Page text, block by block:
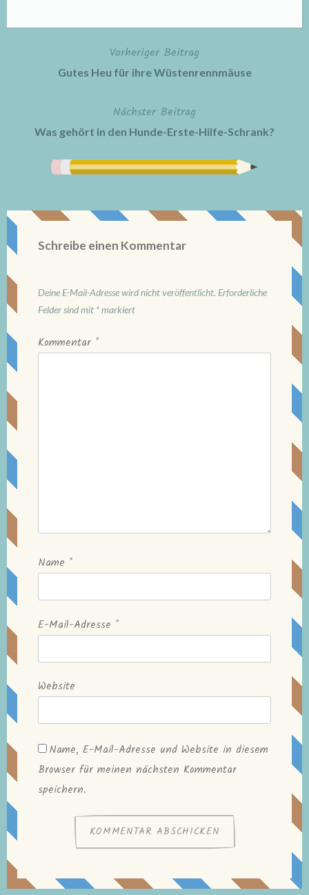
BeitragsnavigationVorheriger Beitrag
Gutes Heu für ihre Wüstenrennmäuse
Nächster Beitrag
Was gehört in den Hunde-Erste-Hilfe-Schrank?
Schreibe einen Kommentar
Deine E-Mail-Adresse wird nicht veröffentlicht. Erforderliche
Felder sind mit *markiert
Kommentar *
Name *
E-Mail-Adresse *
Website
Name, E-Mail-Adresse und Website in diesem
Browser für meinen nächsten Kommentar
speichern.